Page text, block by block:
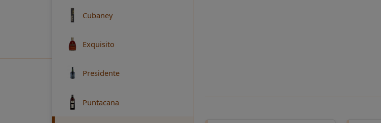
Cubaney
Exquisito
Presidente
Puntacana